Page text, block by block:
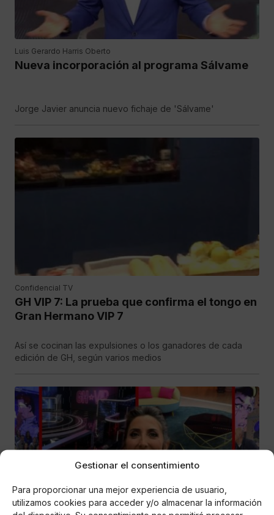
Gestionar el consentimiento
Para proporcionar una mejor experiencia de usuario,
utilizamos cookies para acceder y/o almacenar la información
Luis Gerardo Harris Oberto
Nueva incorporación al programa Sálvame
Jorge Javier anuncia nuevo fichaje de 'Sálvame'
Confidencial TV
GH VIP 7: La prueba que confirma el tongo en
Gran Hermano VIP 7
Así se cocinan las expulsiones o los ganadores de cada
edición de GH, según varios medios